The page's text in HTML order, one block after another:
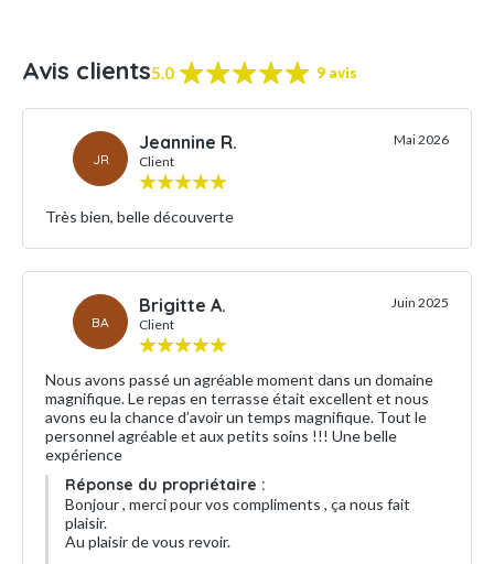
Avis clients5.0 9 avis
JR
Jeannine R.
Client
Mai 2026
Très bien, belle découverte
BA
Brigitte A.
Client
Juin 2025
Nous avons passé un agréable moment dans un domaine
magnifique. Le repas en terrasse était excellent et nous
avons eu la chance d’avoir un temps magnifique. Tout le
personnel agréable et aux petits soins !!! Une belle
expérience
Réponse du propriétaire :
Bonjour , merci pour vos compliments , ça nous fait
plaisir.
Au plaisir de vous revoir.